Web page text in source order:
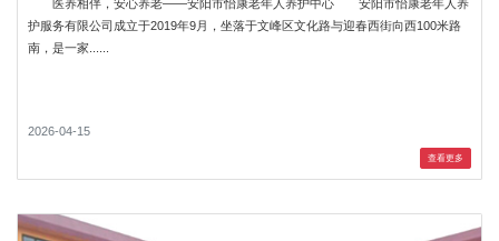
医养相伴，安心养老——安阳市怡康老年人养护中心 安阳市怡康老年人养
护服务有限公司成立于2019年9月，坐落于文峰区文化路与迎春西街向西100米路
南，是一家......
2026-04-15
查看更多